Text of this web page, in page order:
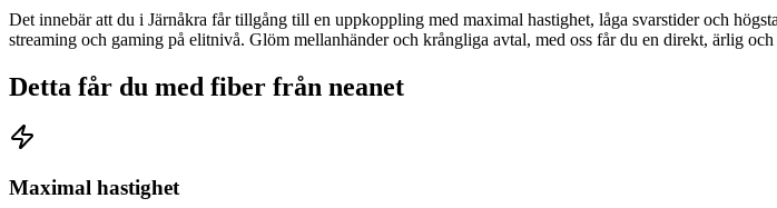
Det innebär att du i Järnåkra får tillgång till en uppkoppling med maximal hastighet, låga svarstider och
streaming och gaming på elitnivå. Glöm mellanhänder och krångliga avtal, med oss får du en direkt, ärlig
Detta får du med fiber från neanet
Maximal hastighet